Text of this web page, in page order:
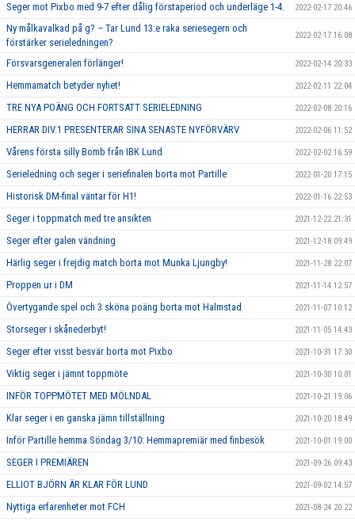
Seger mot Pixbo med 9-7 efter dålig förstaperiod och underläge 1-4. 2022-02-17 20:46
Ny målkavalkad på g? – Tar Lund 13:e raka seriesegern och
förstärker serieledningen?
2022-02-17 16:08
Försvarsgeneralen förlänger! 2022-02-14 20:33
Hemmamatch betyder nyhet! 2022-02-11 22:04
TRE NYA POÄNG OCH FORTSATT SERIELEDNING 2022-02-08 20:16
HERRAR DIV.1 PRESENTERAR SINA SENASTE NYFÖRVÄRV 2022-02-06 11:52
Vårens första silly Bomb från IBK Lund 2022-02-02 16:59
Serieledning och seger i seriefinalen borta mot Partille 2022-01-20 17:15
Historisk DM-final väntar för H1! 2022-01-16 22:53
Seger i toppmatch med tre ansikten 2021-12-22 21:31
Seger efter galen vändning 2021-12-18 09:49
Härlig seger i frejdig match borta mot Munka Ljungby! 2021-11-28 22:07
Proppen ur i DM 2021-11-14 12:57
Övertygande spel och 3 sköna poäng borta mot Halmstad 2021-11-07 10:12
Storseger i skånederbyt! 2021-11-05 14:43
Seger efter visst besvär borta mot Pixbo 2021-10-31 17:30
Viktig seger i jämnt toppmöte 2021-10-30 10:01
INFÖR TOPPMÖTET MED MÖLNDAL 2021-10-21 19:06
Klar seger i en ganska jämn tillställning 2021-10-20 18:49
Inför Partille hemma Söndag 3/10: Hemmapremiär med finbesök 2021-10-01 19:00
SEGER I PREMIÄREN 2021-09-26 09:43
ELLIOT BJÖRN ÄR KLAR FÖR LUND 2021-09-02 14:57
Nyttiga erfarenheter mot FCH 2021-08-24 20:22